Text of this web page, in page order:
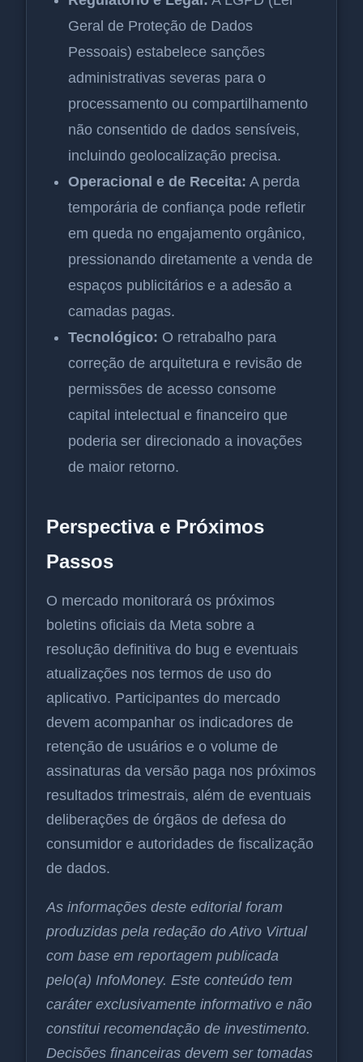
Geral de Proteção de Dados
Pessoais) estabelece sanções
administrativas severas para o
processamento ou compartilhamento
não consentido de dados sensíveis,
incluindo geolocalização precisa.
Operacional e de Receita: A perda
temporária de confiança pode refletir
em queda no engajamento orgânico,
pressionando diretamente a venda de
espaços publicitários e a adesão a
camadas pagas.
Tecnológico: O retrabalho para
correção de arquitetura e revisão de
permissões de acesso consome
capital intelectual e financeiro que
poderia ser direcionado a inovações
de maior retorno.
Perspectiva e Próximos
Passos
O mercado monitorará os próximos
boletins oficiais da Meta sobre a
resolução definitiva do bug e eventuais
atualizações nos termos de uso do
aplicativo. Participantes do mercado
devem acompanhar os indicadores de
retenção de usuários e o volume de
assinaturas da versão paga nos próximos
resultados trimestrais, além de eventuais
deliberações de órgãos de defesa do
consumidor e autoridades de fiscalização
de dados.
As informações deste editorial foram
produzidas pela redação do Ativo Virtual
com base em reportagem publicada
pelo(a) InfoMoney. Este conteúdo tem
caráter exclusivamente informativo e não
constitui recomendação de investimento.
Decisões financeiras devem ser tomadas